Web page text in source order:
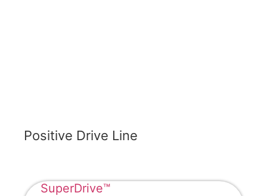
Positive Drive Line
SuperDrive™